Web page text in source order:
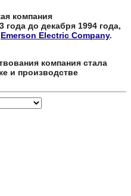
компания
до декабря 1994 года,
Emerson Electric Company.
компания стала
и производстве